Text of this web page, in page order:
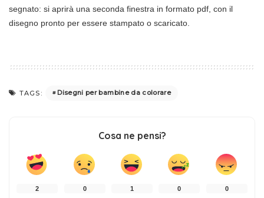
segnato: si aprirà una seconda finestra in formato pdf, con il
disegno pronto per essere stampato o scaricato.
TAGS: Disegni per bambine da colorare
Cosa ne pensi?
2 0 1 0 0